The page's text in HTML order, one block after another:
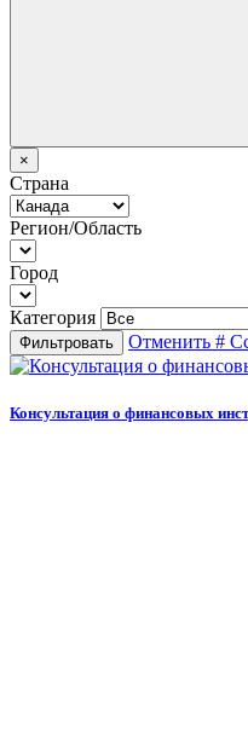
×
Страна
Регион/Область
Город
Категория
Фильтровать Отменить #
Консультация о финансовых